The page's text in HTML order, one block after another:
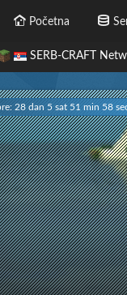
Početna
SERB-CRAFT
28 dan 5 sat 51 min 59